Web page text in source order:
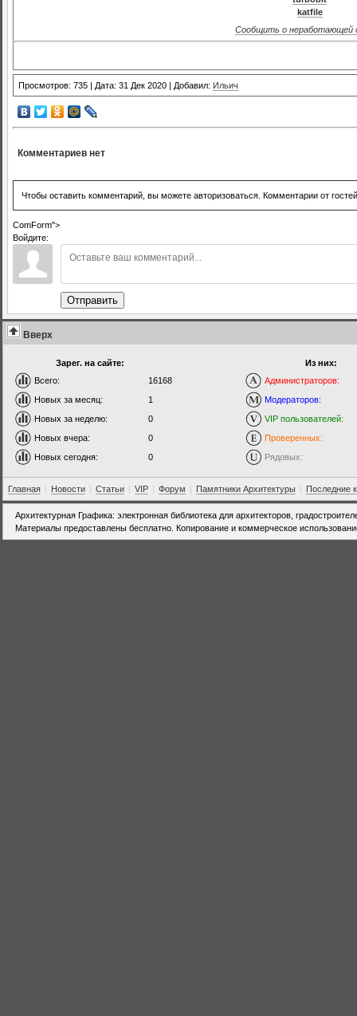
katfile
Сообщить о неработающей
Просмотров: 735 | Дата: 31 Дек 2020 | Добавил: Ильич
Комментариев нет
Чтобы оставить комментарий, вы можете авторизоваться. Комментарии от
ComForm">
Войдите:
Отправить
Вверх
Зарег. на сайте:
Всего:
16168
Новых за месяц:
1
Новых за неделю:
0
Новых вчера:
0
Новых сегодня:
0
Из них:
Администраторов:
Модераторов:
VIP пользователей:
Проверенных:
Рядовых:
Главная | Новости | Статьи | VIP | Форум | Памятники Архитектуры | Последние
Архитектурная Графика: электронная библиотека для архитекторов,
Материалы предоставлены бесплатно. Копирование и коммерческое